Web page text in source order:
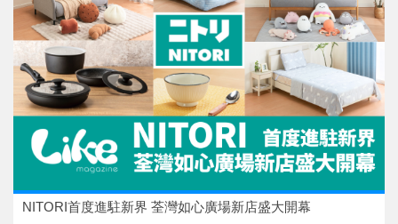
NITORI首度進駐新界 荃灣如心廣場新店盛大開幕